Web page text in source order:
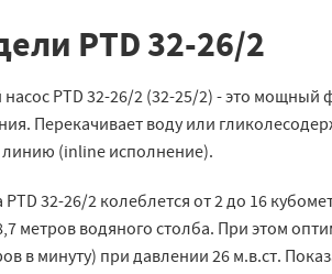
PTD 32-26/2
PTD 32-26/2 (32-25/2) - это мощный
Перекачивает воду или
(inline исполнение).
32-26/2 колеблется от 2 до 16
метров водяного столба. При этом
в минуту) при давлении 26 м.в.ст.